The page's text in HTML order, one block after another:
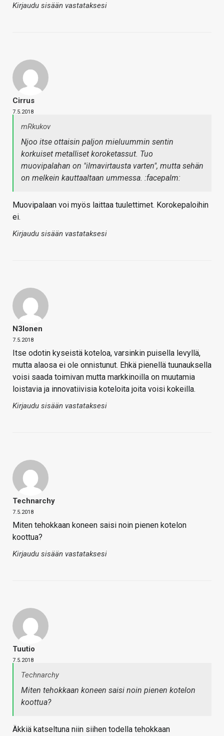
Kirjaudu sisään vastataksesi
Cirrus
7.5.2018
mRkukov
Njoo itse ottaisin paljon mieluummin sentin
korkuiset metalliset koroketassut. Tuo
muovipalahan on "ilmavirtausta varten", mutta sehän
on melkein kauttaaltaan ummessa. :facepalm:
Muovipalaan voi myös laittaa tuulettimet. Korokepaloihin
ei.
Kirjaudu sisään vastataksesi
N3lonen
7.5.2018
Itse odotin kyseistä koteloa, varsinkin puisella levyllä,
mutta alaosa ei ole onnistunut. Ehkä pienellä tuunauksella
voisi saada toimivan mutta markkinoilla on muutamia
loistavia ja innovatiivisia koteloita joita voisi kokeilla.
Kirjaudu sisään vastataksesi
Technarchy
7.5.2018
Miten tehokkaan koneen saisi noin pienen kotelon
koottua?
Kirjaudu sisään vastataksesi
Tuutio
7.5.2018
Technarchy
Miten tehokkaan koneen saisi noin pienen kotelon
koottua?
Äkkiä katseltuna niin siihen todella tehokkaan